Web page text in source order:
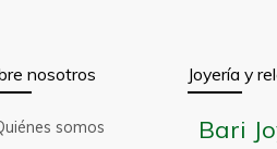
nosotros
somos
Joyería y
Bari